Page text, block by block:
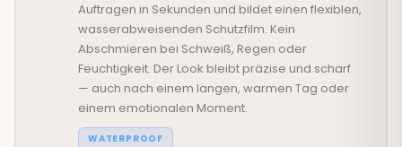
Auftragen in Sekunden und bildet einen flexiblen,
wasserabweisenden Schutzfilm. Kein
Abschmieren bei Schweiß, Regen oder
Feuchtigkeit. Der Look bleibt präzise und scharf
— auch nach einem langen, warmen Tag oder
einem emotionalen Moment.
WATERPROOF